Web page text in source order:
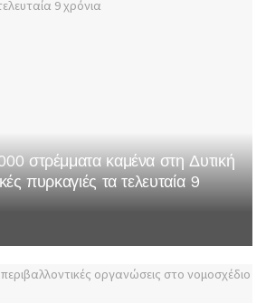
στρέμματα καμένα στη Δυτική
πυρκαγιές τα τελευταία 9